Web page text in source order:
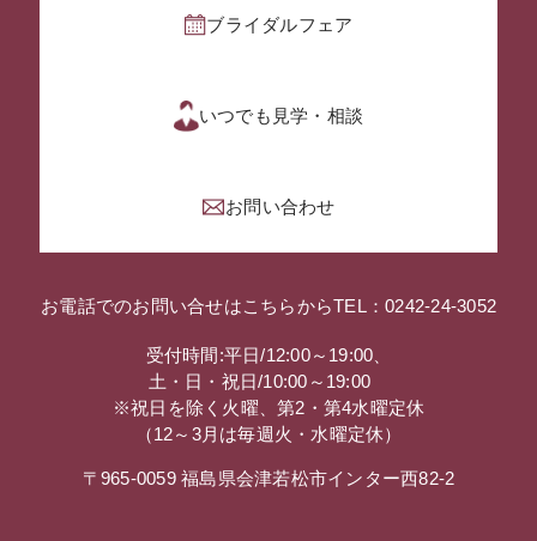
ブライダルフェア
いつでも見学・相談
お問い合わせ
お電話でのお問い合せはこちらからTEL：0242-24-3052
受付時間:平日/12:00～19:00、
土・日・祝日/10:00～19:00
※祝日を除く火曜、第2・第4水曜定休
（12～3月は毎週火・水曜定休）
〒965-0059 福島県会津若松市インター西82-2